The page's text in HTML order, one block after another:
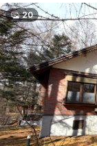
20